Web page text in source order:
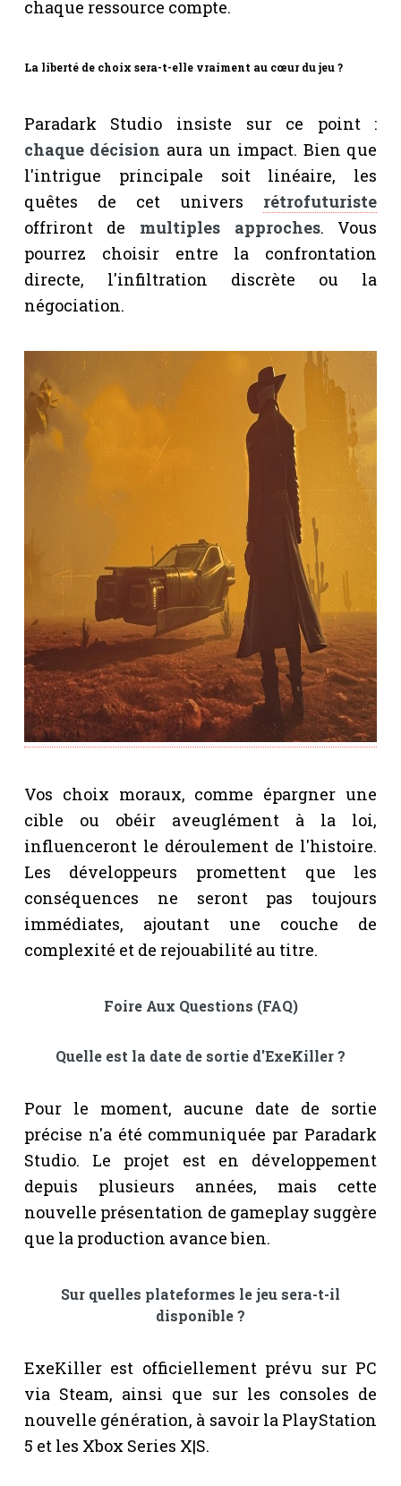
chaque ressource compte.
La liberté de choix sera-t-elle vraiment au cœur du jeu ?
Paradark Studio insiste sur ce point :
chaque décision aura un impact. Bien que
l'intrigue principale soit linéaire, les
quêtes de cet univers rétrofuturiste
offriront de multiples approches. Vous
pourrez choisir entre la confrontation
directe, l'infiltration discrète ou la
négociation.
Vos choix moraux, comme épargner une
cible ou obéir aveuglément à la loi,
influenceront le déroulement de l'histoire.
Les développeurs promettent que les
conséquences ne seront pas toujours
immédiates, ajoutant une couche de
complexité et de rejouabilité au titre.
Foire Aux Questions (FAQ)
Quelle est la date de sortie d'ExeKiller ?
Pour le moment, aucune date de sortie
précise n'a été communiquée par Paradark
Studio. Le projet est en développement
depuis plusieurs années, mais cette
nouvelle présentation de gameplay suggère
que la production avance bien.
Sur quelles plateformes le jeu sera-t-il
disponible ?
ExeKiller est officiellement prévu sur PC
via Steam, ainsi que sur les consoles de
nouvelle génération, à savoir la PlayStation
5 et les Xbox Series X|S.